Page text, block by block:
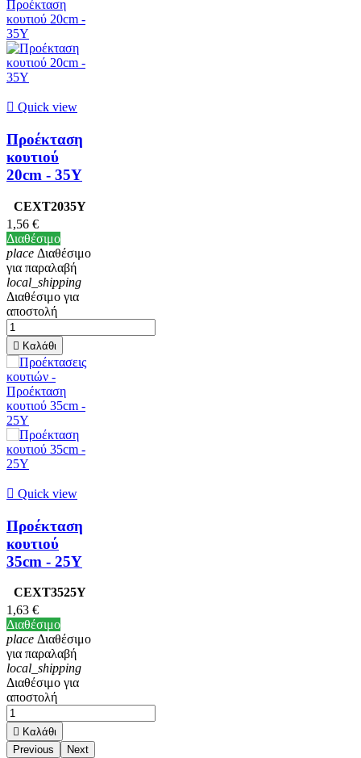
 Quick view
Προέκταση
κουτιού
20cm - 35Υ
CEXT2035Y
1,56 €
Διαθέσιμο
place Διαθέσιμο
για παραλαβή
local_shipping
Διαθέσιμο για
αποστολή
 Καλάθι
 Quick view
Προέκταση
κουτιού
35cm - 25Υ
CEXT3525Y
1,63 €
Διαθέσιμο
place Διαθέσιμο
για παραλαβή
local_shipping
Διαθέσιμο για
αποστολή
 Καλάθι
Previous
Next